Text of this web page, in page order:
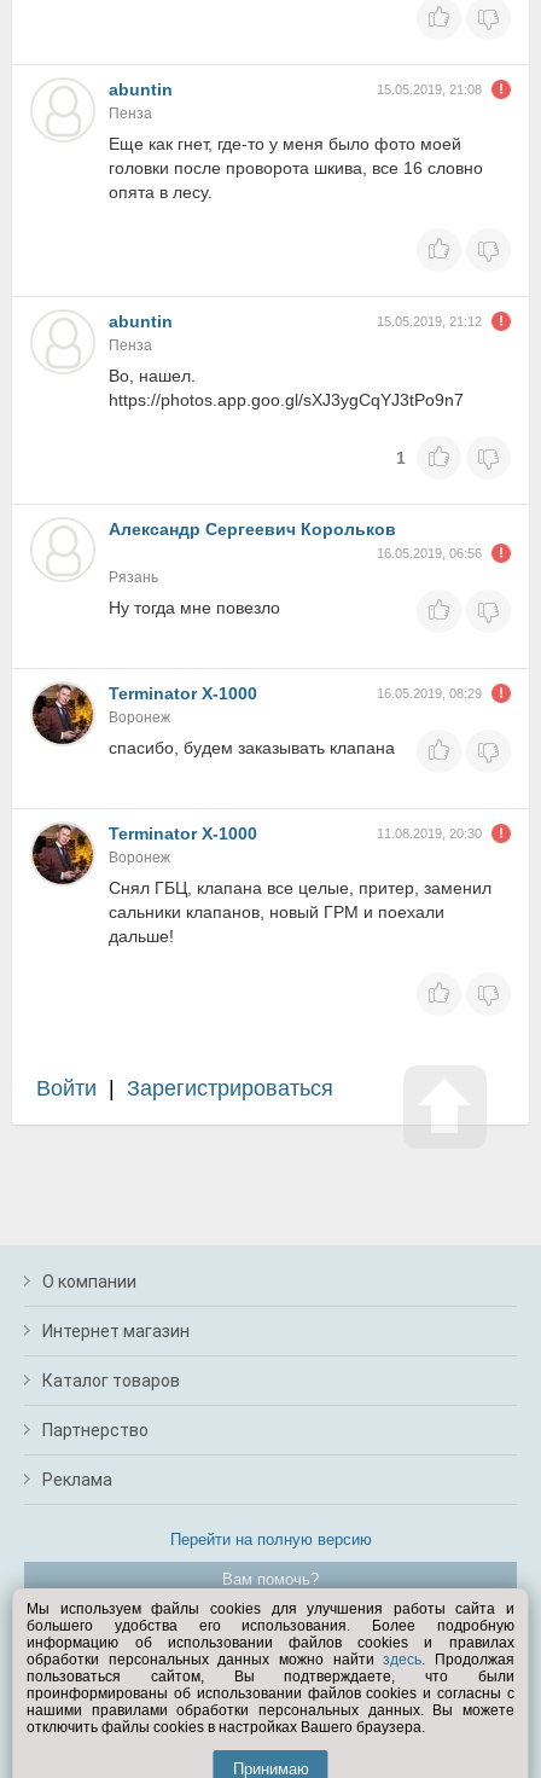
abuntin 15.05.2019, 21:08
Пенза
Еще как гнет, где-то у меня было фото моей
головки после проворота шкива, все 16 словно
опята в лесу.
abuntin 15.05.2019, 21:12
Пенза
Во, нашел.
https://photos.app.goo.gl/sXJ3ygCqYJ3tPo9n7
1
Александр Сергеевич Корольков
16.05.2019, 06:56
Рязань
Ну тогда мне повезло
Terminator X-1000 16.05.2019, 08:29
Воронеж
спасибо, будем заказывать клапана
Terminator X-1000 11.08.2019, 20:30
Воронеж
Снял ГБЦ, клапана все целые, притер, заменил
сальники клапанов, новый ГРМ и поехали
дальше!
Войти Зарегистрироваться
О компании
Интернет магазин
Каталог товаров
Партнерство
Реклама
Перейти на полную версию
Вам помочь?
© Exist.ru 1998—2026
Мы используем файлы cookies для улучшения работы сайта и
большего удобства его использования. Более подробную
информацию об использовании файлов cookies и правилах
обработки персональных данных можно найтиздесь. Продолжая
пользоваться сайтом, Вы подтверждаете, что были
проинформированы об использовании файлов cookies и согласны с
нашими правилами обработки персональных данных. Вы можете
отключить файлы cookies в настройках Вашего браузера.
Принимаю